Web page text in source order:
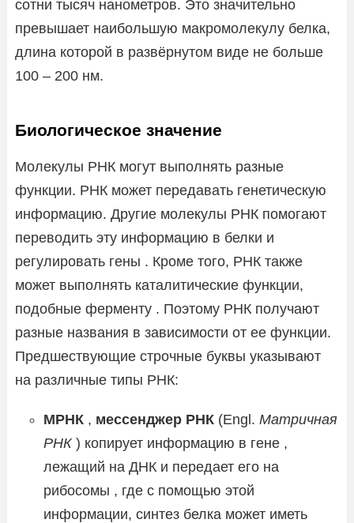
сотни тысяч нанометров. Это значительно
превышает наибольшую макромолекулу белка,
длина которой в развёрнутом виде не больше
100 – 200 нм.
Биологическое значение
Молекулы РНК могут выполнять разные
функции. РНК может передавать генетическую
информацию. Другие молекулы РНК помогают
переводить эту информацию в белки и
регулировать гены . Кроме того, РНК также
может выполнять каталитические функции,
подобные ферменту . Поэтому РНК получают
разные названия в зависимости от ее функции.
Предшествующие строчные буквы указывают
на различные типы РНК:
МРНК , мессенджер РНК (Engl. Матричная
РНК ) копирует информацию в гене ,
лежащий на ДНК и передает его на
рибосомы , где с помощью этой
информации, синтез белка может иметь